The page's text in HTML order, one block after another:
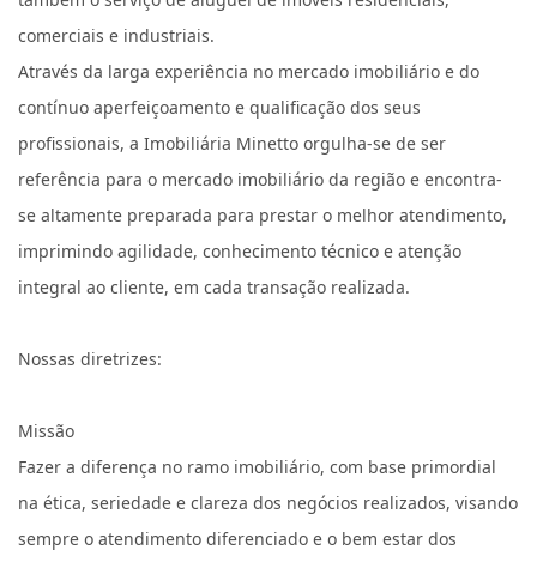
comerciais e industriais.
Através da larga experiência no mercado imobiliário e do
contínuo aperfeiçoamento e qualificação dos seus
profissionais, a Imobiliária Minetto orgulha-se de ser
referência para o mercado imobiliário da região e encontra-
se altamente preparada para prestar o melhor atendimento,
imprimindo agilidade, conhecimento técnico e atenção
integral ao cliente, em cada transação realizada.
Nossas diretrizes:
Missão
Fazer a diferença no ramo imobiliário, com base primordial
na ética, seriedade e clareza dos negócios realizados, visando
sempre o atendimento diferenciado e o bem estar dos